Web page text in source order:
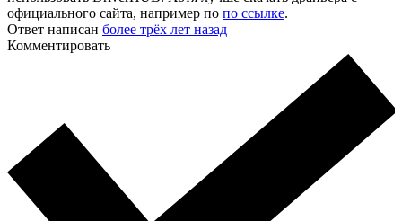
официального сайта, например по по ссылке.
Ответ написан более трёх лет назад
Комментировать